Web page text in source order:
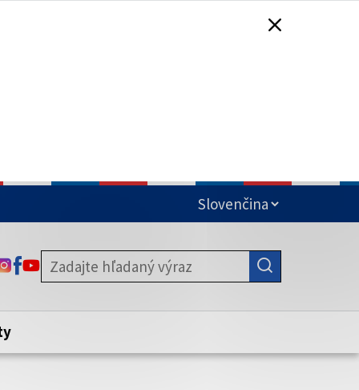
Zabezpečená stránka vždy začína
webového sídla.
ODKAZ SA OTVORÍ NA NOVEJ KARTE
ODKAZ SA OTVORÍ NA NOVEJ KARTE
ODKAZ SA OTVORÍ NA NOVEJ KARTE